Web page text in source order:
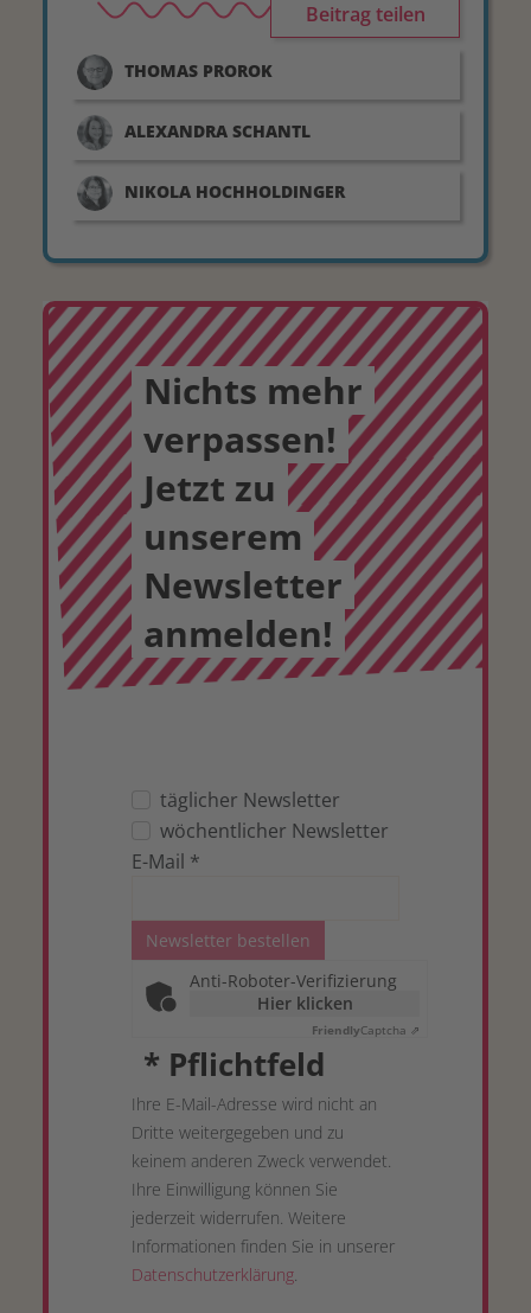
Beitrag teilen
THOMAS PROROK
ALEXANDRA SCHANTL
NIKOLA HOCHHOLDINGER
Nichts mehr
verpassen!
Jetzt zu
unserem
Newsletter
anmelden!
täglicher Newsletter
wöchentlicher Newsletter
E-Mail *
Newsletter bestellen
Anti-Roboter-Verifizierung
Hier klicken
FriendlyCaptcha ⇗
* Pflichtfeld
Ihre E-Mail-Adresse wird nicht an
Dritte weitergegeben und zu
keinem anderen Zweck verwendet.
Ihre Einwilligung können Sie
jederzeit widerrufen. Weitere
Informationen finden Sie in unserer
Datenschutzerklärung.